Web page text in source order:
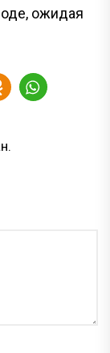
ожидая